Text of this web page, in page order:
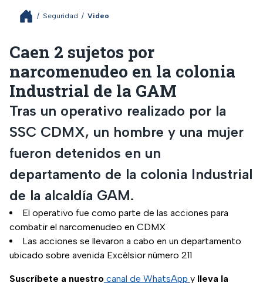
/ Seguridad / Video
Caen 2 sujetos por
narcomenudeo en la colonia
Industrial de la GAM
Tras un operativo realizado por la
SSC CDMX, un hombre y una mujer
fueron detenidos en un
departamento de la colonia Industrial
de la alcaldía GAM.
El operativo fue como parte de las acciones para
combatir el narcomenudeo en CDMX
Las acciones se llevaron a cabo en un departamento
ubicado sobre avenida Excélsior número 211
Suscríbete a nuestro canal de WhatsApp y lleva la